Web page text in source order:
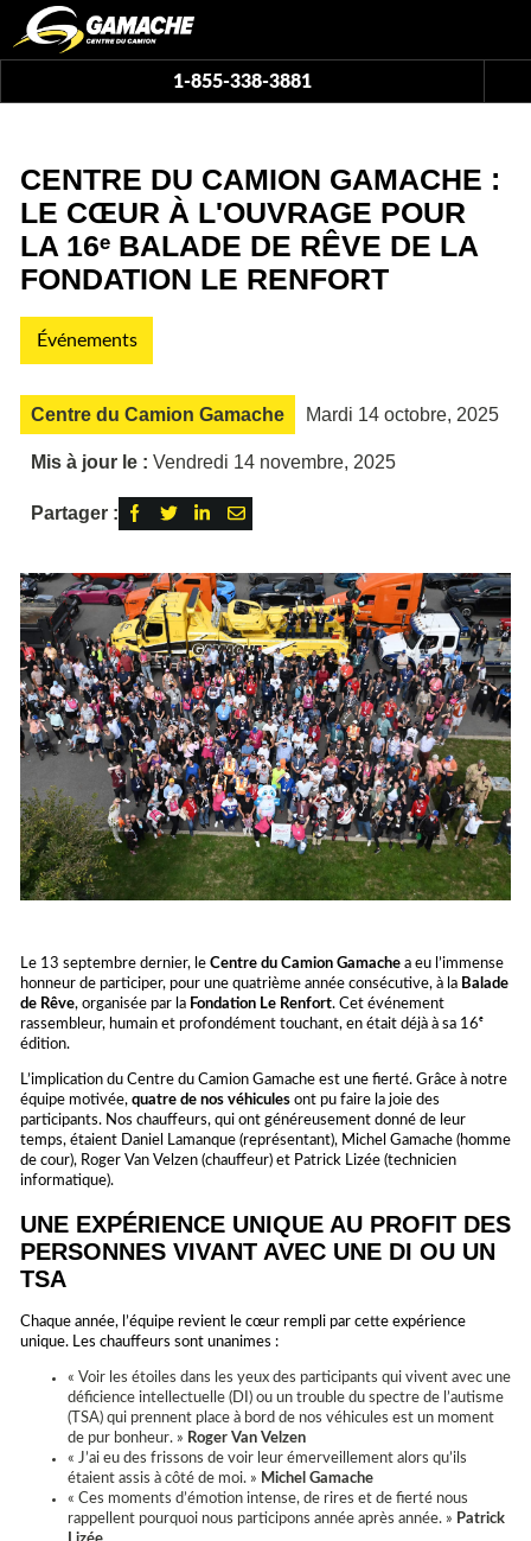
1-855-338-3881
CENTRE DU CAMION GAMACHE :
LE CŒUR À L'OUVRAGE POUR
LA 16ᵉ BALADE DE RÊVE DE LA
FONDATION LE RENFORT
Événements
Centre du Camion Gamache Mardi 14 octobre, 2025
Mis à jour le : Vendredi 14 novembre, 2025
Partager :
Le 13 septembre dernier, le Centre du Camion Gamache a eu l’immense
honneur de participer, pour une quatrième année consécutive, à la Balade
de Rêve, organisée par la Fondation Le Renfort. Cet événement
rassembleur, humain et profondément touchant, en était déjà à sa 16ᵉ
édition.
L’implication du Centre du Camion Gamache est une fierté. Grâce à notre
équipe motivée, quatre de nos véhicules ont pu faire la joie des
participants. Nos chauffeurs, qui ont généreusement donné de leur
temps, étaient Daniel Lamanque (représentant), Michel Gamache (homme
de cour), Roger Van Velzen (chauffeur) et Patrick Lizée (technicien
informatique).
UNE EXPÉRIENCE UNIQUE AU PROFIT DES
PERSONNES VIVANT AVEC UNE DI OU UN
TSA
Chaque année, l’équipe revient le cœur rempli par cette expérience
unique. Les chauffeurs sont unanimes :
« Voir les étoiles dans les yeux des participants qui vivent avec une
déficience intellectuelle (DI) ou un trouble du spectre de l’autisme
(TSA) qui prennent place à bord de nos véhicules est un moment
de pur bonheur. » Roger Van Velzen
« J’ai eu des frissons de voir leur émerveillement alors qu’ils
étaient assis à côté de moi. » Michel Gamache
« Ces moments d’émotion intense, de rires et de fierté nous
rappellent pourquoi nous participons année après année. » Patrick